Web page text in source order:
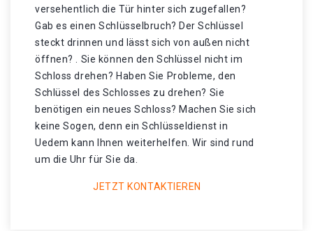
versehentlich die Tür hinter sich zugefallen?
Gab es einen Schlüsselbruch? Der Schlüssel
steckt drinnen und lässt sich von außen nicht
öffnen? . Sie können den Schlüssel nicht im
Schloss drehen? Haben Sie Probleme, den
Schlüssel des Schlosses zu drehen? Sie
benötigen ein neues Schloss? Machen Sie sich
keine Sogen, denn ein Schlüsseldienst in
Uedem kann Ihnen weiterhelfen. Wir sind rund
um die Uhr für Sie da.
JETZT KONTAKTIEREN